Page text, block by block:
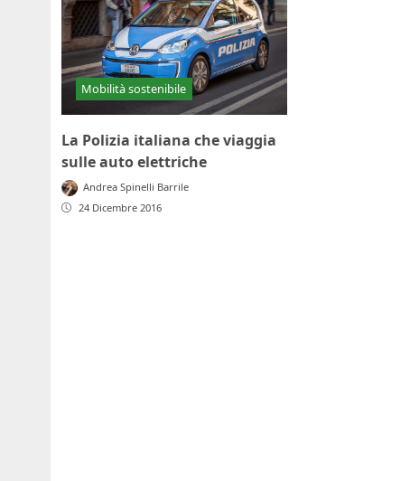
Mobilità sostenibile
La Polizia italiana che viaggia
sulle auto elettriche
Andrea Spinelli Barrile
24 Dicembre 2016